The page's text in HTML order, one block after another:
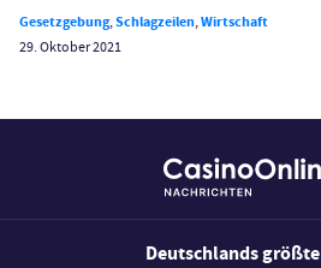
Wirtschaft
Gesetzgebung,Schlagzeilen,Wirtschaft
29. Oktober 2021
Deutschlands